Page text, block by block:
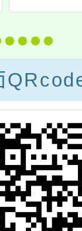
度提
專業
練─浸
藝術
敬請
惠允
席，